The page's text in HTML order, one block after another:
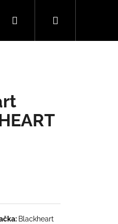
HudbaPřihlášeníNákupní
Blackheart